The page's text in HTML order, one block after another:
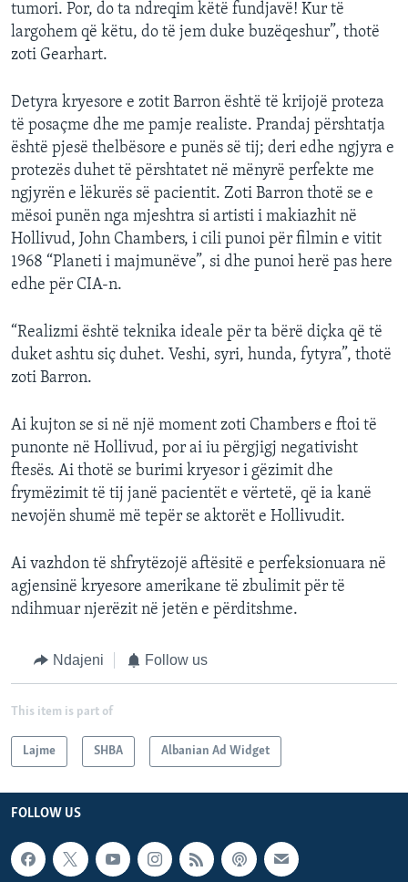
tumori. Por, do ta ndreqim këtë fundjavë! Kur të
largohem që këtu, do të jem duke buzëqeshur”, thotë
zoti Gearhart.
Detyra kryesore e zotit Barron është të krijojë proteza
të posaçme dhe me pamje realiste. Prandaj përshtatja
është pjesë thelbësore e punës së tij; deri edhe ngjyra e
protezës duhet të përshtatet në mënyrë perfekte me
ngjyrën e lëkurës së pacientit. Zoti Barron thotë se e
mësoi punën nga mjeshtra si artisti i makiazhit në
Hollivud, John Chambers, i cili punoi për filmin e vitit
1968 “Planeti i majmunëve”, si dhe punoi herë pas here
edhe për CIA-n.
“Realizmi është teknika ideale për ta bërë diçka që të
duket ashtu siç duhet. Veshi, syri, hunda, fytyra”, thotë
zoti Barron.
Ai kujton se si në një moment zoti Chambers e ftoi të
punonte në Hollivud, por ai iu përgjigj negativisht
ftesës. Ai thotë se burimi kryesor i gëzimit dhe
frymëzimit të tij janë pacientët e vërtetë, që ia kanë
nevojën shumë më tepër se aktorët e Hollivudit.
Ai vazhdon të shfrytëzojë aftësitë e perfeksionuara në
agjensinë kryesore amerikane të zbulimit për të
ndihmuar njerëzit në jetën e përditshme.
Ndajeni Follow us
This item is part of
Lajme SHBA Albanian Ad Widget
FOLLOW US